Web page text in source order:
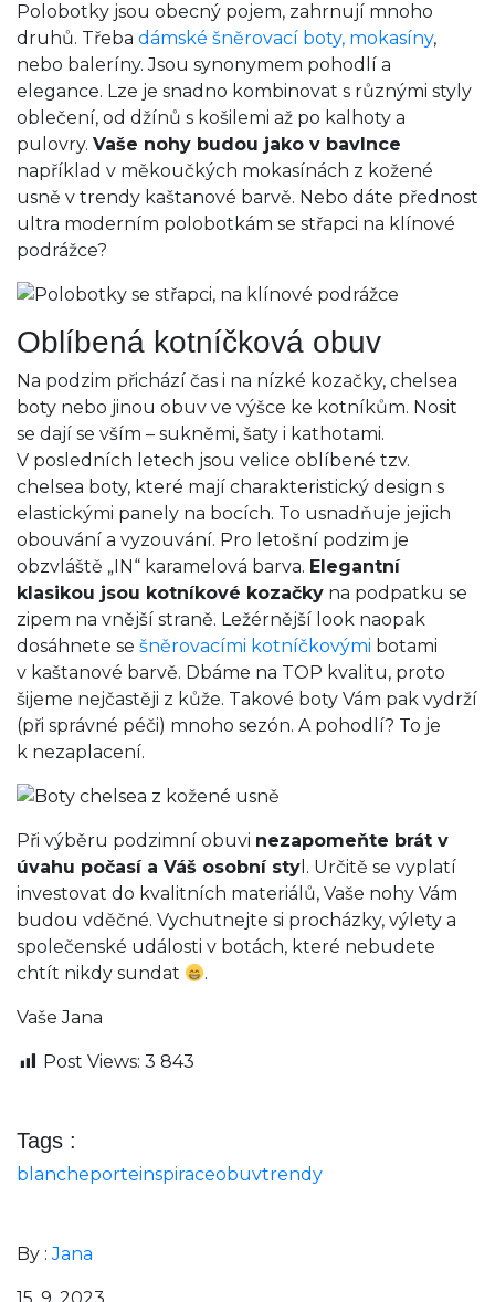
Polobotky jsou obecný pojem, zahrnují mnoho
druhů. Třeba dámské šněrovací boty, mokasíny,
nebo baleríny. Jsou synonymem pohodlí a
elegance. Lze je snadno kombinovat s různými styly
oblečení, od džínů s košilemi až po kalhoty a
pulovry. Vaše nohy budou jako v bavlnce
například v měkoučkých mokasínách z kožené
usně v trendy kaštanové barvě. Nebo dáte přednost
ultra moderním polobotkám se střapci na klínové
podrážce?
Oblíbená kotníčková obuv
Na podzim přichází čas i na nízké kozačky, chelsea
boty nebo jinou obuv ve výšce ke kotníkům. Nosit
se dají se vším – sukněmi, šaty i kathotami.
V posledních letech jsou velice oblíbené tzv.
chelsea boty, které mají charakteristický design s
elastickými panely na bocích. To usnadňuje jejich
obouvání a vyzouvání. Pro letošní podzim je
obzvláště „IN“ karamelová barva. Elegantní
klasikou jsou kotníkové kozačky na podpatku se
zipem na vnější straně. Ležérnější look naopak
dosáhnete se šněrovacími kotníčkovými botami
v kaštanové barvě. Dbáme na TOP kvalitu, proto
šijeme nejčastěji z kůže. Takové boty Vám pak vydrží
(při správné péči) mnoho sezón. A pohodlí? To je
k nezaplacení.
Při výběru podzimní obuvi nezapomeňte brát v
úvahu počasí a Váš osobní sty l. Určitě se vyplatí
investovat do kvalitních materiálů, Vaše nohy Vám
budou vděčné. Vychutnejte si procházky, výlety a
společenské události v botách, které nebudete
chtít nikdy sundat
.
Vaše Jana
Post Views: 3 843
Tags :
blancheporteinspiraceobuvtrendy
By :Jana